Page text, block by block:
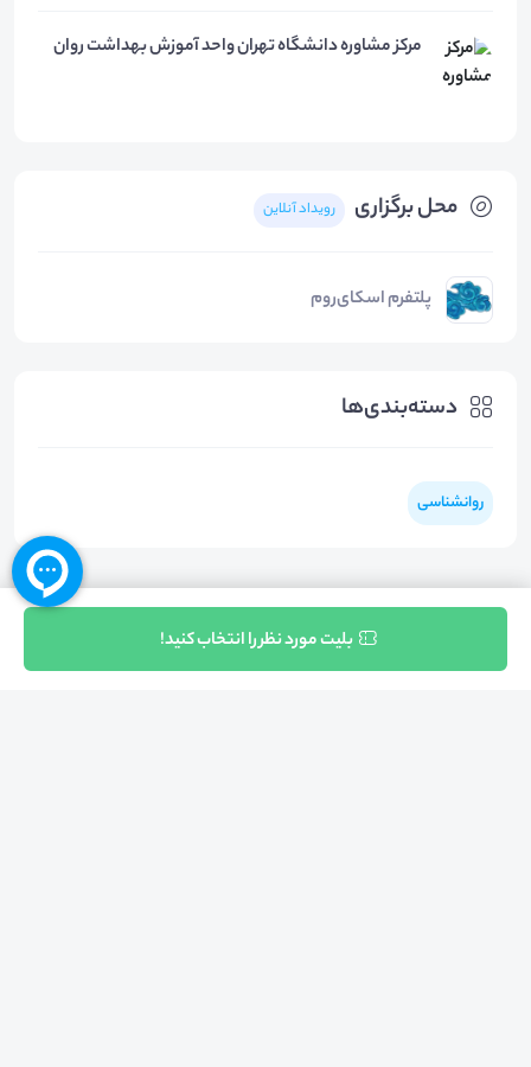
محل برگزاری رویداد آنلاین
پلتفرم اسکای‌روم
دسته‌بندی‌ها
روانشناسی
مرکز مشاوره دانشگاه تهران واحد آموزش بهداشت روان
بلیت مورد نظر را انتخاب کنید!